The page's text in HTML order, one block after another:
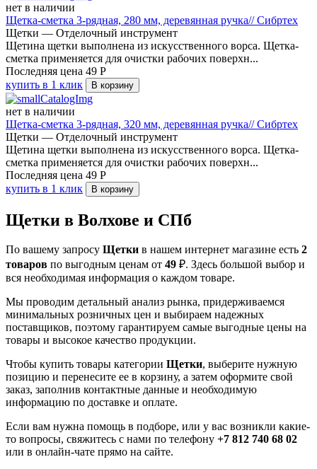
нет в наличии
Щетка-сметка 3-рядная, 280 мм, деревянная ручка// Сибртех
Щетки — Отделочный инструмент
Щетина щетки выполнена из искусственного ворса. Щетка-
сметка применяется для очистки рабочих поверхн...
Последняя цена 49 Р
купить в 1 клик
В корзину
нет в наличии
Щетка-сметка 3-рядная, 320 мм, деревянная ручка// Сибртех
Щетки — Отделочный инструмент
Щетина щетки выполнена из искусственного ворса. Щетка-
сметка применяется для очистки рабочих поверхн...
Последняя цена 49 Р
купить в 1 клик
В корзину
Щетки в Волхове и СПб
По вашему запросу Щетки в нашем интернет магазине есть 2
товаров по выгодным ценам от 49 ₽. Здесь большой выбор и
вся необходимая информация о каждом товаре.
Мы проводим детальный анализ рынка, придерживаемся
минимальных розничных цен и выбираем надежных
поставщиков, поэтому гарантируем самые выгодные цены на
товары и высокое качество продукции.
Чтобы купить товары категории Щетки, выберите нужную
позицию и перенесите ее в корзину, а затем оформите свой
заказ, заполнив контактные данные и необходимую
информацию по доставке и оплате.
Если вам нужна помощь в подборе, или у вас возникли какие-
то вопросы, свяжитесь с нами по телефону +7 812 740 68 02
или в онлайн-чате прямо на сайте.